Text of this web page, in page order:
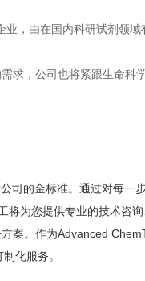
业，由在国内科研试剂领
求，公司也将紧跟生命科
司的金标准。通过对每一
为您提供专业的技术咨
案。作为Advanced
化服务。